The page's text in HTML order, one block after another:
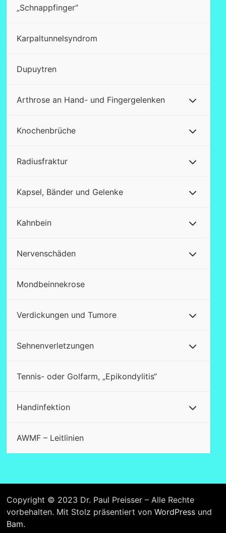
„Schnappfinger“
Karpaltunnelsyndrom
Dupuytren
Arthrose an Hand- und Fingergelenken
Knochenbrüche
Radiusfraktur
Kapsel, Bänder und Gelenke
Kahnbein
Nervenschäden
Mondbeinnekrose
Verdickungen und Tumore
Sehnenverletzungen
Tennis- oder Golfarm, „Epikondylitis“
Handinfektion
AWMF – Leitlinien
Copyright © 2023 Dr. Paul Preisser – Alle Rechte
vorbehalten. Mit Stolz präsentiert von WordPressund
Bam.